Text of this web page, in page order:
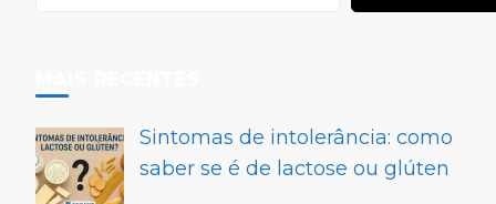
Sintomas de intolerância: como
saber se é de lactose ou glúten